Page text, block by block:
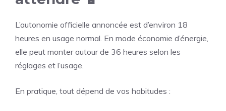
L’autonomie officielle annoncée est d’environ 18
heures en usage normal. En mode économie d’énergie,
elle peut monter autour de 36 heures selon les
réglages et l’usage.
En pratique, tout dépend de vos habitudes :